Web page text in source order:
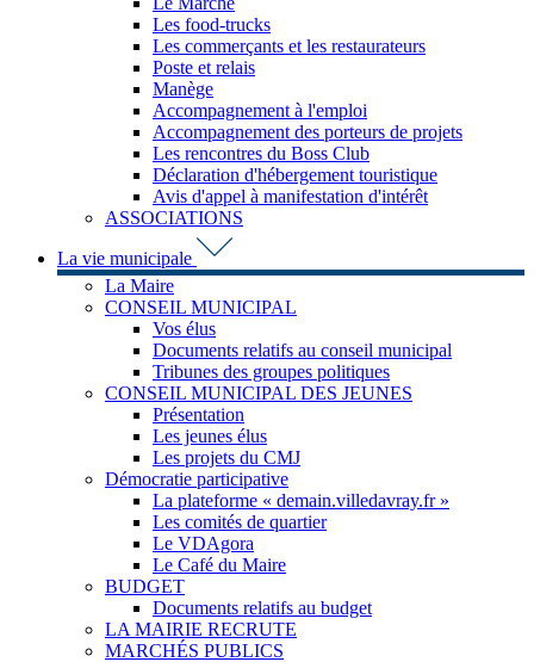
Les food-trucks
Les commerçants et les restaurateurs
Poste et relais
Manège
Accompagnement à l'emploi
Accompagnement des porteurs de projets
Les rencontres du Boss Club
Déclaration d'hébergement touristique
Avis d'appel à manifestation d'intérêt
ASSOCIATIONS
La vie municipale
La Maire
CONSEIL MUNICIPAL
Vos élus
Documents relatifs au conseil municipal
Tribunes des groupes politiques
CONSEIL MUNICIPAL DES JEUNES
Présentation
Les jeunes élus
Les projets du CMJ
Démocratie participative
La plateforme « demain.villedavray.fr »
Les comités de quartier
Le VDAgora
Le Café du Maire
BUDGET
Documents relatifs au budget
LA MAIRIE RECRUTE
MARCHÉS PUBLICS